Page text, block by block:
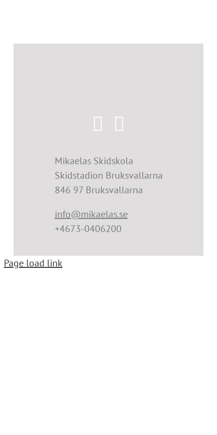
Mikaelas Skidskola
Skidstadion Bruksvallarna
846 97 Bruksvallarna
info@mikaelas.se
+4673-0406200
Page load link